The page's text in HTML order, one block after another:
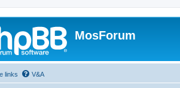
MosForum
links V&A